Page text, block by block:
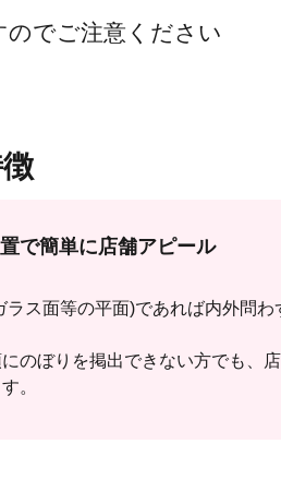
でご注意ください
で簡単に店舗アピール
ラス面等の平面)であれば内外問わ
のぼりを掲出できない方でも、
。